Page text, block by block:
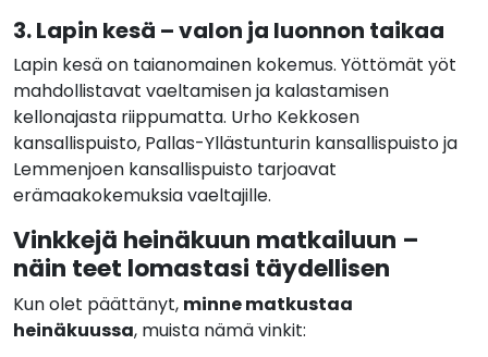
3. Lapin kesä – valon ja luonnon taikaa
Lapin kesä on taianomainen kokemus. Yöttömät yöt
mahdollistavat vaeltamisen ja kalastamisen
kellonajasta riippumatta. Urho Kekkosen
kansallispuisto, Pallas-Yllästunturin kansallispuisto ja
Lemmenjoen kansallispuisto tarjoavat
erämaakokemuksia vaeltajille.
Vinkkejä heinäkuun matkailuun –
näin teet lomastasi täydellisen
Kun olet päättänyt, minne matkustaa
heinäkuussa, muista nämä vinkit: